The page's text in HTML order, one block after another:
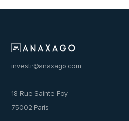
investir@anaxago.com
18 Rue Sainte-Foy
75002 Paris